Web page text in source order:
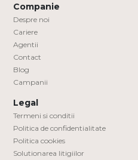
Companie
Despre noi
Cariere
Agentii
Contact
Blog
Campanii
Legal
Termeni si conditii
Politica de confidentialitate
Politica cookies
Solutionarea litigiilor